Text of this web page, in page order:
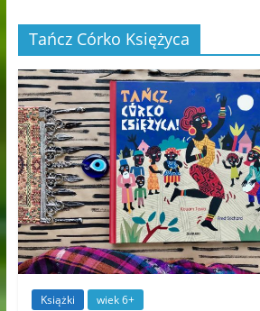
Tańcz Córko Księżyca
Książki wiek 6+